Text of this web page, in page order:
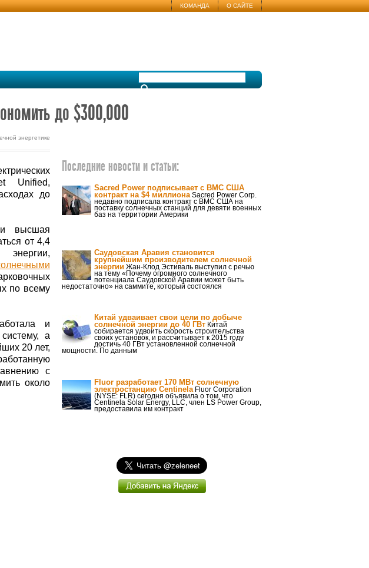
КОМАНДА О САЙТЕ
до $300,000
энергетике
Unified,
до
и высшая
от 4,4
энергии,
по всему
и
систему, а
20 лет,
с
около
Последние новости и статьи:
Sacred Power подписывает с ВМС США
контракт на $4 миллионаSacred Power Corp.
недавно подписала контракт с ВМС США на
поставку солнечных станций для девяти военных
баз на территории Америки
Саудовская Аравия становится
крупнейшим производителем солнечной
энергии Жан-Клод Эстиваль выступил с речью
на тему «Почему огромного солнечного
потенциала Саудовской Аравии может быть
недостаточно» на саммите, который состоялся
Китай удваивает свои цели по добыче
солнечной энергии до 40 ГВт Китай
собирается удвоить скорость строительства
своих установок, и рассчитывает к 2015 году
достичь 40 ГВт установленной солнечной
мощности. По данным
Fluor разработает 170 МВт солнечную
электростанцию CentinelaFluor Corporation
(NYSE: FLR) сегодня объявила о том, что
Centinela Solar Energy, LLC, член LS Power Group,
предоставила им контракт